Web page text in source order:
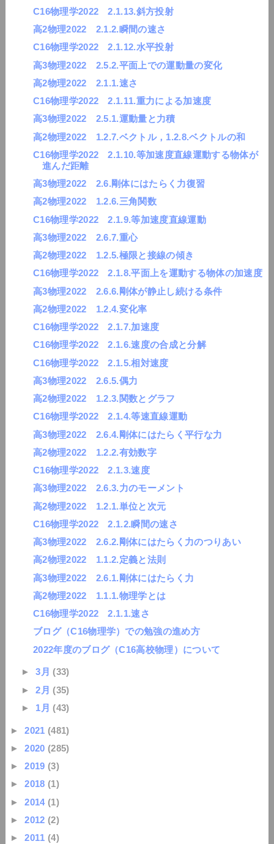
C16物理学2022 2.1.13.斜方投射
高2物理2022 2.1.2.瞬間の速さ
C16物理学2022 2.1.12.水平投射
高3物理2022 2.5.2.平面上での運動量の変化
高2物理2022 2.1.1.速さ
C16物理学2022 2.1.11.重力による加速度
高3物理2022 2.5.1.運動量と力積
高2物理2022 1.2.7.ベクトル，1.2.8.ベクトルの和
C16物理学2022 2.1.10.等加速度直線運動する物体が
進んだ距離
高3物理2022 2.6.剛体にはたらく力復習
高2物理2022 1.2.6.三角関数
C16物理学2022 2.1.9.等加速度直線運動
高3物理2022 2.6.7.重心
高2物理2022 1.2.5.極限と接線の傾き
C16物理学2022 2.1.8.平面上を運動する物体の加速度
高3物理2022 2.6.6.剛体が静止し続ける条件
高2物理2022 1.2.4.変化率
C16物理学2022 2.1.7.加速度
C16物理学2022 2.1.6.速度の合成と分解
C16物理学2022 2.1.5.相対速度
高3物理2022 2.6.5.偶力
高2物理2022 1.2.3.関数とグラフ
C16物理学2022 2.1.4.等速直線運動
高3物理2022 2.6.4.剛体にはたらく平行な力
高2物理2022 1.2.2.有効数字
C16物理学2022 2.1.3.速度
高3物理2022 2.6.3.力のモーメント
高2物理2022 1.2.1.単位と次元
C16物理学2022 2.1.2.瞬間の速さ
高3物理2022 2.6.2.剛体にはたらく力のつりあい
高2物理2022 1.1.2.定義と法則
高3物理2022 2.6.1.剛体にはたらく力
高2物理2022 1.1.1.物理学とは
C16物理学2022 2.1.1.速さ
ブログ（C16物理学）での勉強の進め方
2022年度のブログ（C16高校物理）について
►3月 (33)
►2月 (35)
► 1月 (43)
►2021 (481)
►2020 (285)
►2019 (3)
►2018 (1)
►2014 (1)
►2012 (2)
►2011 (4)